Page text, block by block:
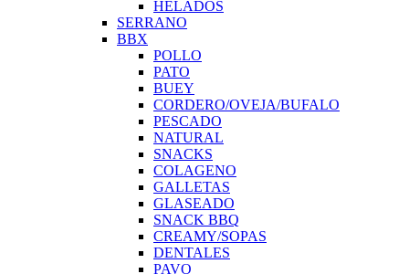
HELADOS
SERRANO
BBX
POLLO
PATO
BUEY
CORDERO/OVEJA/BUFALO
PESCADO
NATURAL
SNACKS
COLAGENO
GALLETAS
GLASEADO
SNACK BBQ
CREAMY/SOPAS
DENTALES
PAVO